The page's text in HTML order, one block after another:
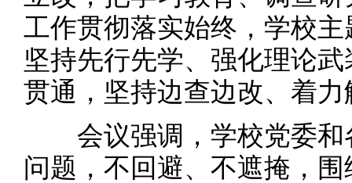
工作贯彻落实始终，学校
坚持先行先学、强化理论
贯通，坚持边查边改、着
会议强调，学校党委和
问题，不回避、不遮掩，